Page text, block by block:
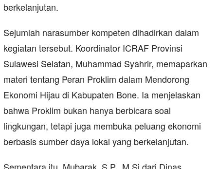
berkelanjutan.
Sejumlah narasumber kompeten dihadirkan dalam
kegiatan tersebut. Koordinator ICRAF Provinsi
Sulawesi Selatan, Muhammad Syahrir, memaparkan
materi tentang Peran Proklim dalam Mendorong
Ekonomi Hijau di Kabupaten Bone. Ia menjelaskan
bahwa Proklim bukan hanya berbicara soal
lingkungan, tetapi juga membuka peluang ekonomi
berbasis sumber daya lokal yang berkelanjutan.